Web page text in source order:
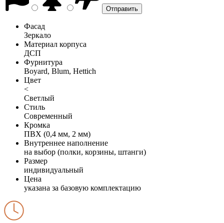
Фасад
Зеркало
Материал корпуса
ДСП
Фурнитура
Boyard, Blum, Hettich
Цвет
<
Светлый
Стиль
Современный
Кромка
ПВХ (0,4 мм, 2 мм)
Внутреннее наполнение
на выбор (полки, корзины, штанги)
Размер
индивидуальный
Цена
указана за базовую комплектацию